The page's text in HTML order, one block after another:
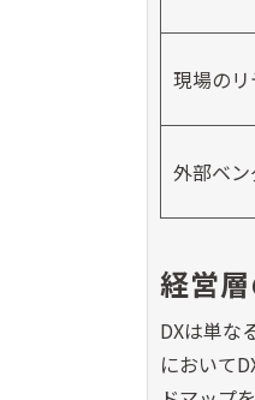
現場の
外部ベ
経営
DXは単な
において